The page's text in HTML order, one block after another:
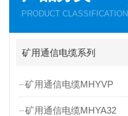
PRODUCT CLASSIFICATION
矿用通信电缆系列
矿用通信电缆MHYVP
矿用通信电缆MHYA32